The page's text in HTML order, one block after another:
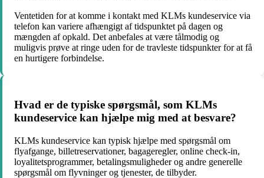
Ventetiden for at komme i kontakt med KLMs kundeservice via
telefon kan variere afhængigt af tidspunktet på dagen og
mængden af opkald. Det anbefales at være tålmodig og
muligvis prøve at ringe uden for de travleste tidspunkter for at få
en hurtigere forbindelse.
Hvad er de typiske spørgsmål, som KLMs
kundeservice kan hjælpe mig med at besvare?
KLMs kundeservice kan typisk hjælpe med spørgsmål om
flyafgange, billetreservationer, bagageregler, online check-in,
loyalitetsprogrammer, betalingsmuligheder og andre generelle
spørgsmål om flyvninger og tjenester, de tilbyder.